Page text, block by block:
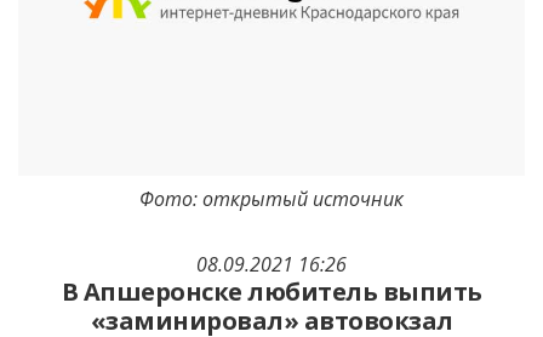
08.09.2021 16:26
В Апшеронске любитель выпить
«заминировал» автовокзал
Фото: открытый источник